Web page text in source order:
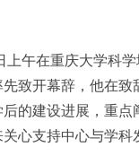
上午在重庆大学科
致开幕辞，他在
的建设进展，重
心支持中心与学科